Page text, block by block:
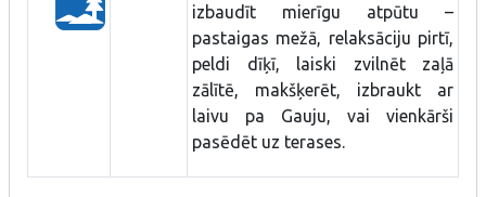
izbaudīt mierīgu atpūtu –
pastaigas mežā, relaksāciju pirtī,
peldi dīķī, laiski zvilnēt zaļā
zālītē, makšķerēt, izbraukt ar
laivu pa Gauju, vai vienkārši
pasēdēt uz terases.